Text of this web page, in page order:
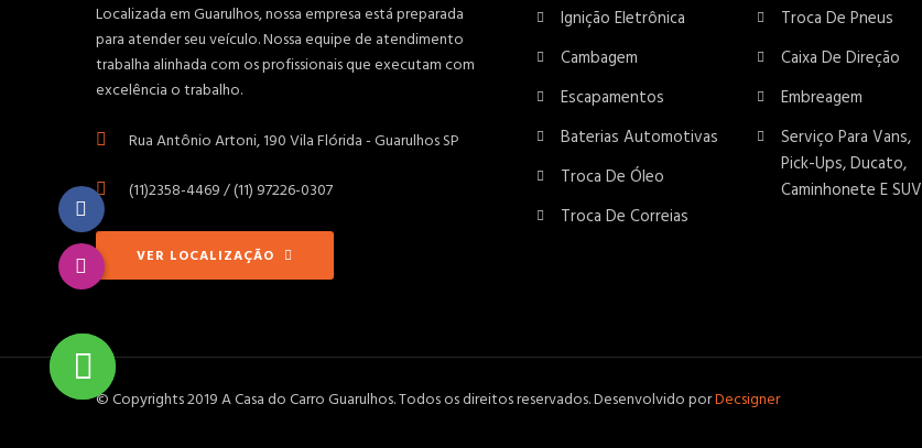
Localizada em Guarulhos, nossa empresa está preparada
para atender seu veículo. Nossa equipe de atendimento
trabalha alinhada com os profissionais que executam com
excelência o trabalho.
Rua Antônio Artoni, 190 Vila Flórida - Guarulhos SP
(11)2358-4469 / (11) 97226-0307
VER LOCALIZAÇÃO
Ignição Eletrônica
Cambagem
Escapamentos
Baterias Automotivas
Troca De Óleo
Troca De Correias
Troca De Pneus
Caixa De Direção
Embreagem
Serviço Para Vans,
Pick-Ups, Ducato,
Caminhonete E SUV
© Copyrights 2019 A Casa do Carro Guarulhos. Todos os direitos reservados. Desenvolvido porDecsigner